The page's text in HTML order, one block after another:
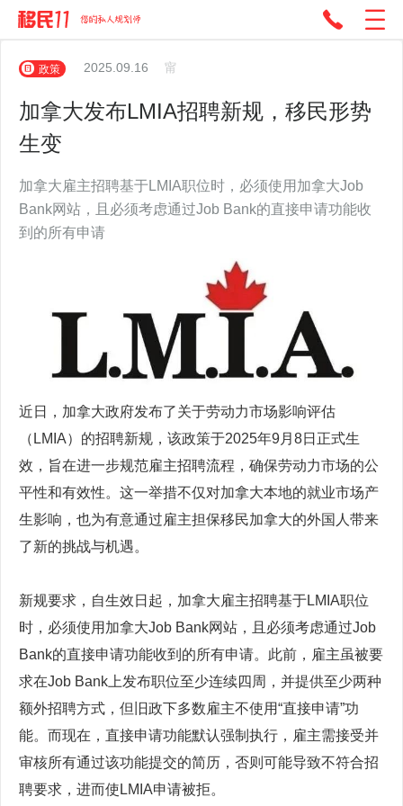
政策 2025.09.16 甯
加拿大发布LMIA招聘新规，移民形势
生变
加拿大雇主招聘基于LMIA职位时，必须使用加拿大Job
Bank网站，且必须考虑通过Job Bank的直接申请功能收
到的所有申请
近日，加拿大政府发布了关于劳动力市场影响评估
（LMIA）的招聘新规，该政策于2025年9月8日正式生
效，旨在进一步规范雇主招聘流程，确保劳动力市场的公
平性和有效性。这一举措不仅对加拿大本地的就业市场产
生影响，也为有意通过雇主担保移民加拿大的外国人带来
了新的挑战与机遇。
新规要求，自生效日起，加拿大雇主招聘基于LMIA职位
时，必须使用加拿大Job Bank网站，且必须考虑通过Job
Bank的直接申请功能收到的所有申请。此前，雇主虽被要
求在Job Bank上发布职位至少连续四周，并提供至少两种
额外招聘方式，但旧政下多数雇主不使用“直接申请”功
能。而现在，直接申请功能默认强制执行，雇主需接受并
审核所有通过该功能提交的简历，否则可能导致不符合招
聘要求，进而使LMIA申请被拒。